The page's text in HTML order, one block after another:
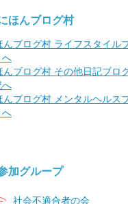
ほんブログ村
加グループ
社会不適合者の会